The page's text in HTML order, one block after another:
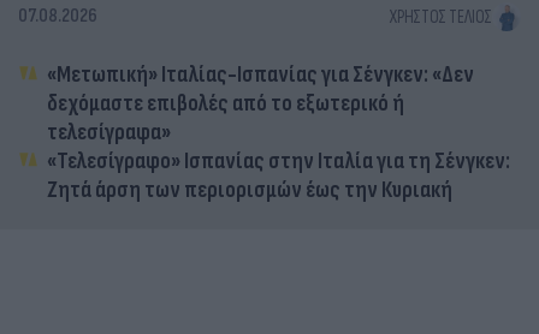
07.08.2026 ΧΡΉΣΤΟΣ ΤΈΛΙΟΣ
«Μετωπική» Ιταλίας-Ισπανίας για Σένγκεν: «Δεν
δεχόμαστε επιβολές από το εξωτερικό ή
τελεσίγραφα»
«Τελεσίγραφο» Ισπανίας στην Ιταλία για τη Σένγκεν:
Ζητά άρση των περιορισμών έως την Κυριακή